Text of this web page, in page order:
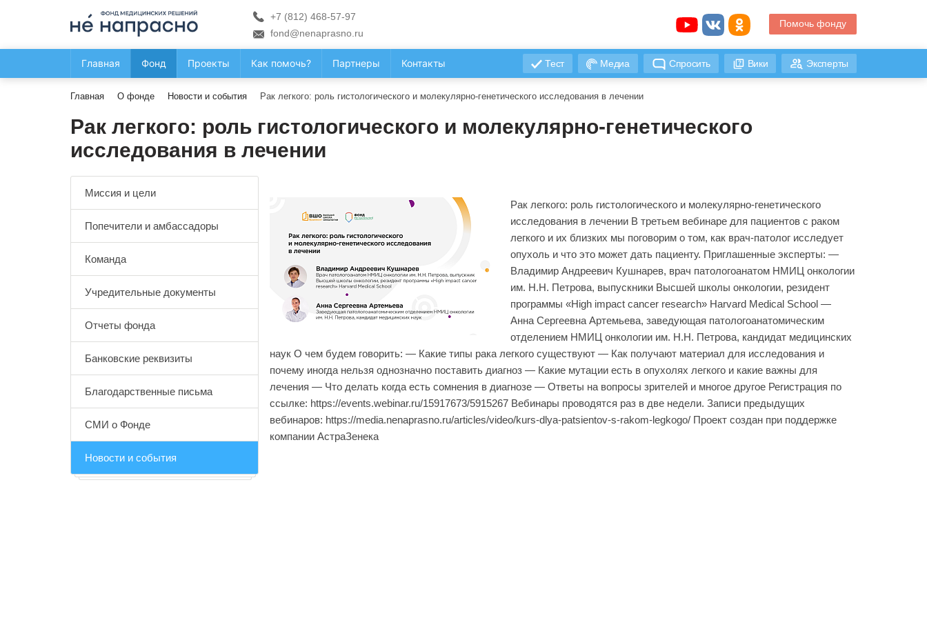
+7 (812) 468-57-97
fond@nenaprasno.ru
Помочь фонду
Главная Фонд Проекты Как помочь? Партнеры Контакты Тест Медиа Спросить Вики Эксперты
Главная О фонде Новости и события Рак легкого: роль гистологического и молекулярно-генетического исследования в лечении
Рак легкого: роль гистологического и молекулярно-генетического
исследования в лечении
Миссия и цели
Попечители и амбассадоры
Команда
Учредительные документы
Отчеты фонда
Банковские реквизиты
Благодарственные письма
СМИ о Фонде
Новости и события
Рак легкого: роль гистологического и молекулярно-генетического
исследования в лечении В третьем вебинаре для пациентов с раком
легкого и их близких мы поговорим о том, как врач-патолог исследует
опухоль и что это может дать пациенту. Приглашенные эксперты: —
Владимир Андреевич Кушнарев, врач патологоанатом НМИЦ онкологии
им. Н.Н. Петрова, выпускники Высшей школы онкологии, резидент
программы «High impact cancer research» Harvard Medical School —
Анна Сергеевна Артемьева, заведующая патологоанатомическим
отделением НМИЦ онкологии им. Н.Н. Петрова, кандидат медицинских
наук О чем будем говорить: — Какие типы рака легкого существуют — Как получают материал для исследования и
почему иногда нельзя однозначно поставить диагноз — Какие мутации есть в опухолях легкого и какие важны для
лечения — Что делать когда есть сомнения в диагнозе — Ответы на вопросы зрителей и многое другое Регистрация по
ссылке: https://events.webinar.ru/15917673/5915267 Вебинары проводятся раз в две недели. Записи предыдущих
вебинаров: https://media.nenaprasno.ru/articles/video/kurs-dlya-patsientov-s-rakom-legkogo/ Проект создан при поддержке
компании АстраЗенека